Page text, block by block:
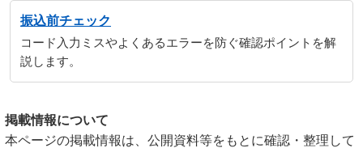
振込前チェック
コード入力ミスやよくあるエラーを防ぐ確認ポイントを解
説します。
掲載情報について
本ページの掲載情報は、公開資料等をもとに確認・整理して